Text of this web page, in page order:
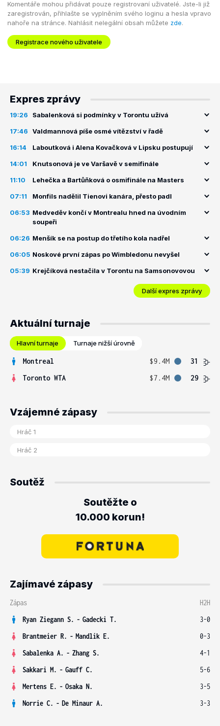
Komentáře mohou přidávat pouze registrovaní uživatelé. Jste-li již
zaregistrován, přihlašte se vyplněním svého loginu a hesla vpravo
nahoře na stránce. Nahlásit nelegální obsah můžete zde.
Registrace nového uživatele
Expres zprávy
19:26 Sabalenková si podmínky v Torontu užívá
17:46 Valdmannová píše osmé vítězství v řadě
16:14 Laboutková i Alena Kovačková v Lipsku postupují
14:01 Knutsonová je ve Varšavě v semifinále
11:10 Lehečka a Bartůňková o osmifinále na Masters
07:11 Monfils nadělil Tienovi kanára, přesto padl
06:53 Medveděv končí v Montrealu hned na úvodním
soupeři
06:26 Menšík se na postup do třetího kola nadřel
06:05 Noskové první zápas po Wimbledonu nevyšel
05:39 Krejčíková nestačila v Torontu na Samsonovovou
Další expres zprávy
Aktuální turnaje
Hlavní turnaje Turnaje nižší úrovně
Montreal $9.4M
31
Toronto WTA
$7.4M 29
Vzájemné zápasy
Soutěž
Soutěžte o
10.000 korun!
Zajímavé zápasy
Zápas
H2H
Ryan Ziegann S. - Gadecki T.
3-0
Brantmeier R. - Mandlik E.
0-3
Sabalenka A. - Zhang S.
4-1
Sakkari M. - Gauff C.
5-6
Mertens E. - Osaka N.
3-5
Norrie C. - De Minaur A. 3-3